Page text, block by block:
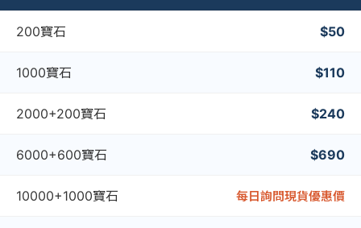
200寶石 $50
1000寶石 $110
2000+200寶石 $240
6000+600寶石 $690
10000+1000寶石 每日詢問現貨優惠價